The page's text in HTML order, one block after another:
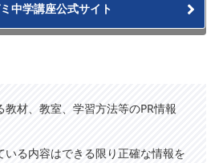
中学講座公式サイト
材、教室、学習方法等のPR情報
る内容はできる限り正確な情報を